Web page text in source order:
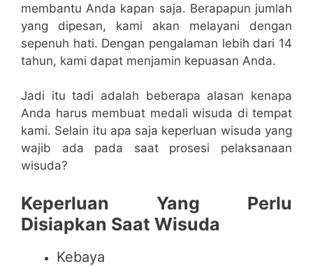
membantu Anda kapan saja. Berapapun jumlah
yang dipesan, kami akan melayani dengan
sepenuh hati. Dengan pengalaman lebih dari 14
tahun, kami dapat menjamin kepuasan Anda.
Jadi itu tadi adalah beberapa alasan kenapa
Anda harus membuat medali wisuda di tempat
kami. Selain itu apa saja keperluan wisuda yang
wajib ada pada saat prosesi pelaksanaan
wisuda?
Keperluan Yang Perlu
Disiapkan Saat Wisuda
Kebaya